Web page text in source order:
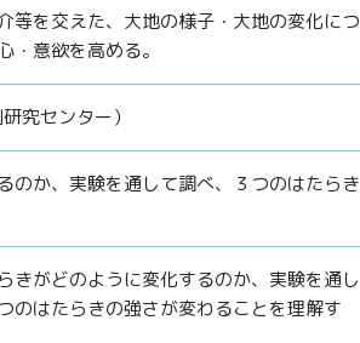
等を交えた、大地の様子・大地の変化につ
意欲を高める。
究センター）
のか、実験を通して調べ、３つのはたらき
きがどのように変化するのか、実験を通し
のはたらきの強さが変わることを理解す